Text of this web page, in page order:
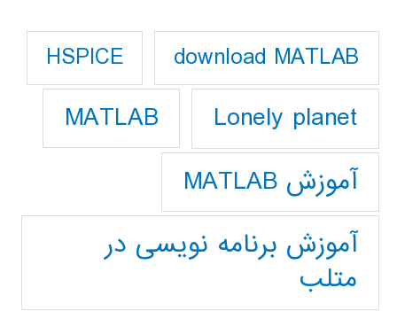
download MATLAB
HSPICE
Lonely planet
MATLAB
آموزش MATLAB
آموزش برنامه نویسی در
متلب